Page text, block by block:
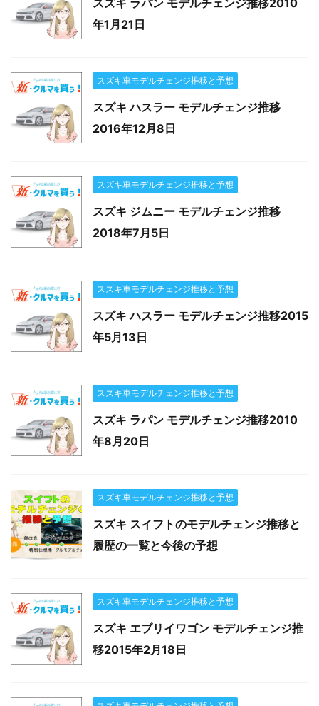
年1月21日
スズキ車モデルチェンジ推移と予想
スズキ ハスラー モデルチェンジ推移
2016年12月8日
スズキ車モデルチェンジ推移と予想
スズキ ジムニー モデルチェンジ推移
2018年7月5日
スズキ車モデルチェンジ推移と予想
スズキ ハスラー モデルチェンジ推移2015
年5月13日
スズキ車モデルチェンジ推移と予想
スズキ ラパン モデルチェンジ推移2010
年8月20日
スズキ車モデルチェンジ推移と予想
スズキ スイフトのモデルチェンジ推移と
履歴の一覧と今後の予想
スズキ車モデルチェンジ推移と予想
スズキ エブリイワゴン モデルチェンジ推
移2015年2月18日